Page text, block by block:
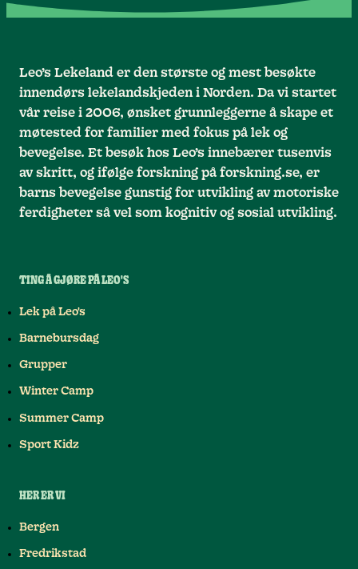
Leo’s Lekeland er den største og mest besøkte
innendørs lekelandskjeden i Norden. Da vi startet
vår reise i 2006, ønsket grunnleggerne å skape et
møtested for familier med fokus på lek og
bevegelse. Et besøk hos Leo’s innebærer tusenvis
av skritt, og ifølge forskning på forskning.se, er
barns bevegelse gunstig for utvikling av motoriske
ferdigheter så vel som kognitiv og sosial utvikling.
TING Å GJØRE PÅ LEO'S
Lek på Leo's
Barnebursdag
Grupper
Winter Camp
Summer Camp
Sport Kidz
HER ER VI
Bergen
Fredrikstad